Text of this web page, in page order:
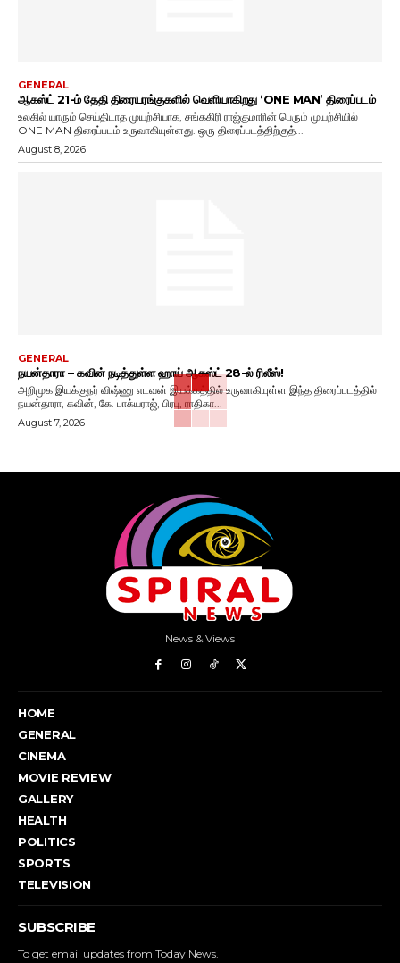
GENERAL
ஆகஸ்ட் 21-ம் தேதி திரையரங்குகளில் வெளியாகிறது ‘ONE MAN’ திரைப்படம்
உலகில் யாரும் செய்திடாத முயற்சியாக, சங்ககிரி ராஜ்குமாரின் பெரும் முயற்சியில்
ONE MAN திரைப்படம் உருவாகியுள்ளது. ஒரு திரைப்படத்திற்குத்...
August 8, 2026
GENERAL
நயன்தாரா – கவின் நடித்துள்ள ஹாய் ஆகஸ்ட் 28-ல் ரிலீஸ்!
அறிமுக இயக்குநர் விஷ்ணு எடவன் இயக்கத்தில் உருவாகியுள்ள இந்த திரைப்படத்தில்
நயன்தாரா, கவின், கே. பாக்யராஜ், பிரபு, ராதிகா...
August 7, 2026
News & Views
HOME
GENERAL
CINEMA
MOVIE REVIEW
GALLERY
HEALTH
POLITICS
SPORTS
TELEVISION
SUBSCRIBE
To get email updates from Today News.